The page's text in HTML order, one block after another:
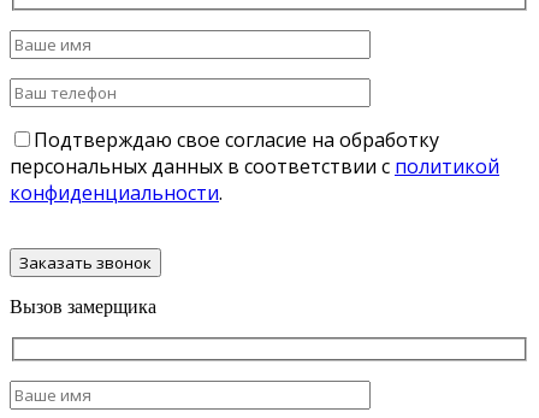
Подтверждаю свое согласие на обработку
персональных данных в соответствии с политикой
конфиденциальности.
Вызов замерщика